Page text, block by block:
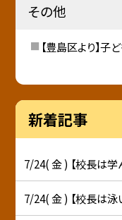
その他
【豊島区より】子
新着記事
7/24( 金 ) 【校長は学
7/24( 金 ) 【校長は泳